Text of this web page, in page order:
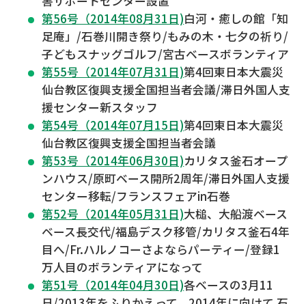
第56号（2014年08月31日)白河・癒しの館「知
足庵」/石巻川開き祭り/もみの木・七夕の祈り/
子どもスナッグゴルフ/宮古ベースボランティア
第55号（2014年07月31日)第4回東日本大震災
仙台教区復興支援全国担当者会議/滞日外国人支
援センター新スタッフ
第54号（2014年07月15日)第4回東日本大震災
仙台教区復興支援全国担当者会議
第53号（2014年06月30日)カリタス釜石オープ
ンハウス/原町ベース開所2周年/滞日外国人支援
センター移転/フランスフェアin石巻
第52号（2014年05月31日)大槌、大船渡ベース
ベース長交代/福島デスク移管/カリタス釜石4年
目へ/Fr.ハルノコーさよならパーティー/登録1
万人目のボランティアになって
第51号（2014年04月30日)各ベースの3月11